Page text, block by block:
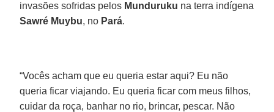
invasões sofridas pelos Munduruku na terra indígena
Sawré Muybu, no Pará.
“Vocês acham que eu queria estar aqui? Eu não
queria ficar viajando. Eu queria ficar com meus filhos,
cuidar da roça, banhar no rio, brincar, pescar. Não